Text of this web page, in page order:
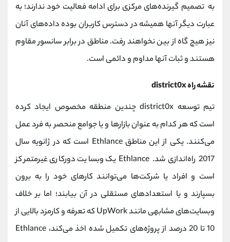
به تصمیم گیرنده‌های مرکزی برای ادامه فعالیت خود ندارند؛ به
عبارت دیگر آنها همیشه در دسترس کاربران بوده داده‌های آنان
نیز هیچ گاه از بین نخواهند رفت. مناطق در برابر سانسور مقاوم
هستند و ثبات آنها مداوم و دائمی است.
نقشه راه district0x
تیم توسعه district0x چندین منطقه مخصوص ایجاد کرده
است که هر کدام به عنوان بازارها و یا جوامع منحصر به فرد عمل
می‌کنند. یکی از این مناطق Ethlance است که در ژانویه سال
2017 راه‌اندازی شد. Ethlance یک وبسایت دورکاری غیرمتمرکز
است و افراد یا شرکت‌ها می‌توانند کارهای خود را به برون
بسپارند و یا استعدادهای مستقلی در آن بیابند؛ اما بر خلاف
وبسایت‌های مشابهی مانند UpWork که تعرفه و کارمزد بالایی از
10 تا 20 درصد از پروژه‌های تکمیل شده اخذ می‌کند، Ethlance